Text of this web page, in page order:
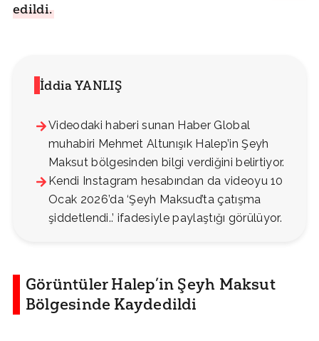
edildi.
İddia YANLIŞ
Videodaki haberi sunan Haber Global
muhabiri Mehmet Altunışık Halep’in Şeyh
Maksut bölgesinden bilgi verdiğini belirtiyor.
Kendi Instagram hesabından da videoyu 10
Ocak 2026’da ‘Şeyh Maksud’ta çatışma
şiddetlendi..’ ifadesiyle paylaştığı görülüyor.
Görüntüler Halep’in Şeyh Maksut
Bölgesinde Kaydedildi